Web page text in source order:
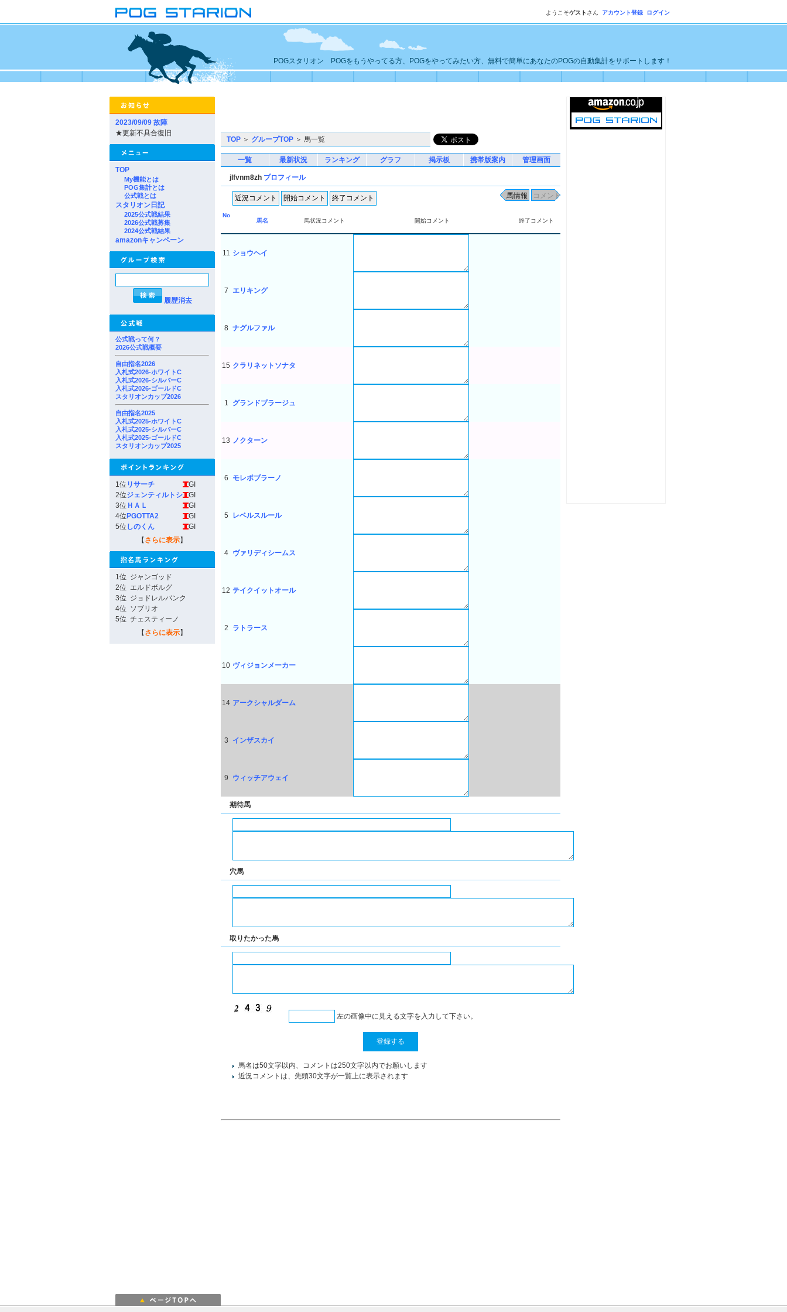
ようこそゲスト さん アカウント登録 ログイン
POGスタリオン POGをもうやってる方、POGをやってみたい方、無料で簡単にあなたのPOGの自動集計をサポートします！
2023/09/09 故障
★更新不具合復旧
TOP
My機能とは
POG集計とは
公式戦とは
スタリオン日記
2025公式戦結果
2026公式戦募集
2024公式戦結果
amazonキャンペーン
履歴消去
公式戦って何？
2026公式戦概要
自由指名2026
入札式2026-ホワイトC
入札式2026-シルバーC
入札式2026-ゴールドC
スタリオンカップ2026
自由指名2025
入札式2025-ホワイトC
入札式2025-シルバーC
入札式2025-ゴールドC
スタリオンカップ2025
1位 リサーチ
GI
2位ジェンティルトシ
GI
3位 ＨＡＬ
GI
4位 PGOTTA2
GI
5位 しのくん
GI
【 さらに表示】
1位 ジャンゴッド
2位 エルドボルグ
3位 ジョドレルバンク
4位 ソブリオ
5位 チェスティーノ
【 さらに表示】
TOP ＞ グループTOP ＞ 馬一覧
一覧 最新状況 ランキング グラフ 掲示板 携帯版案内 管理画面
jlfvnm8zh プロフィール
No
馬名
馬状況コメント 開始コメント 終了コメント
11 ショウヘイ
7 エリキング
8 ナグルファル
15 クラリネットソナタ
1 グランドプラージュ
13 ノクターン
6 モレポブラーノ
5 レベルスルール
4 ヴァリディシームス
12 テイクイットオール
2 ラトラース
10 ヴィジョンメーカー
14 アークシャルダーム
3 インザスカイ
9 ウィッチアウェイ
期待馬
穴馬
取りたかった馬
左の画像中に見える文字を入力して下さい。
馬名は50文字以内、コメントは250文字以内でお願いします
近況コメントは、先頭30文字が一覧上に表示されます